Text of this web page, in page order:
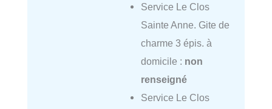
Service Le Clos
Sainte Anne. Gite de
charme 3 épis. à
domicile : non
renseigné
Service Le Clos